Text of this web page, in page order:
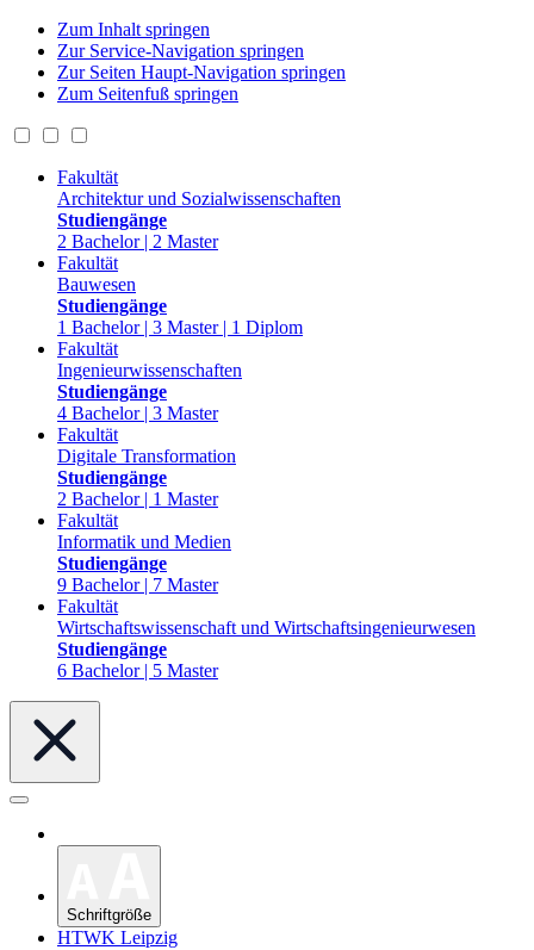
Zum Inhalt springen
Zur Service-Navigation springen
Zur Seiten Haupt-Navigation springen
Zum Seitenfuß springen
Fakultät
Architektur und Sozialwissenschaften
Studiengänge
2 Bachelor | 2 Master
Fakultät
Bauwesen
Studiengänge
1 Bachelor | 3 Master | 1 Diplom
Fakultät
Ingenieurwissenschaften
Studiengänge
4 Bachelor | 3 Master
Fakultät
Digitale Transformation
Studiengänge
2 Bachelor | 1 Master
Fakultät
Informatik und Medien
Studiengänge
9 Bachelor | 7 Master
Fakultät
Wirtschaftswissenschaft und Wirtschaftsingenieurwesen
Studiengänge
6 Bachelor | 5 Master
Schriftgröße
HTWK Leipzig